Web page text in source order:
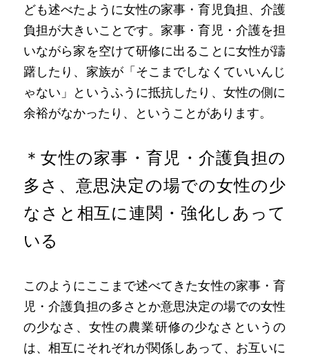
ども述べたように女性の家事・育児負担、介護
負担が大きいことです。家事・育児・介護を担
いながら家を空けて研修に出ることに女性が躊
躇したり、家族が「そこまでしなくていいんじ
ゃない」というふうに抵抗したり、女性の側に
余裕がなかったり、ということがあります。
＊女性の家事・育児・介護負担の
多さ、意思決定の場での女性の少
なさと相互に連関・強化しあって
いる
このようにここまで述べてきた女性の家事・育
児・介護負担の多さとか意思決定の場での女性
の少なさ、女性の農業研修の少なさというの
は、相互にそれぞれが関係しあって、お互いに